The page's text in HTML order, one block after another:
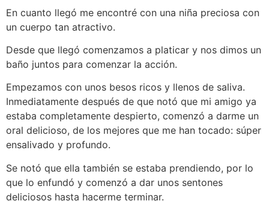
En cuanto llegó me encontré con una niña preciosa con
un cuerpo tan atractivo.
Desde que llegó comenzamos a platicar y nos dimos un
baño juntos para comenzar la acción.
Empezamos con unos besos ricos y llenos de saliva.
Inmediatamente después de que notó que mi amigo ya
estaba completamente despierto, comenzó a darme un
oral delicioso, de los mejores que me han tocado: súper
ensalivado y profundo.
Se notó que ella también se estaba prendiendo, por lo
que lo enfundó y comenzó a dar unos sentones
deliciosos hasta hacerme terminar.